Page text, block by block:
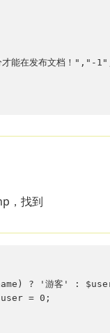
分才能在发布文档！
，找到
? '游客' :
= 0;